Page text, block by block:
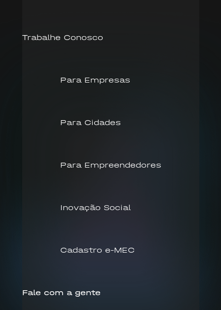
Trabalhe Conosco
Para Empresas
Para Cidades
Para Empreendedores
Inovação Social
Cadastro e-MEC
Fale com a gente